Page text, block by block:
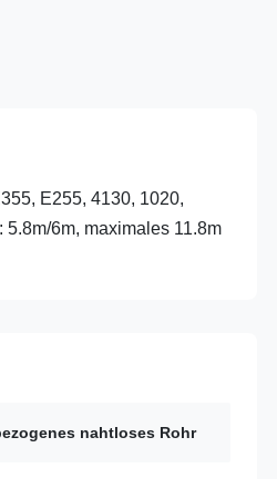
E255, 4130, 1020,
6m, maximales 11.8m
nahtloses Rohr